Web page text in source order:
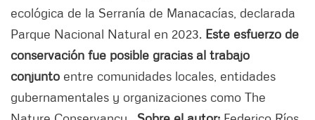
ecológica de la Serranía de Manacacías, declarada
Parque Nacional Natural en 2023. Este esfuerzo de
conservación fue posible gracias al trabajo
conjunto entre comunidades locales, entidades
gubernamentales y organizaciones como The